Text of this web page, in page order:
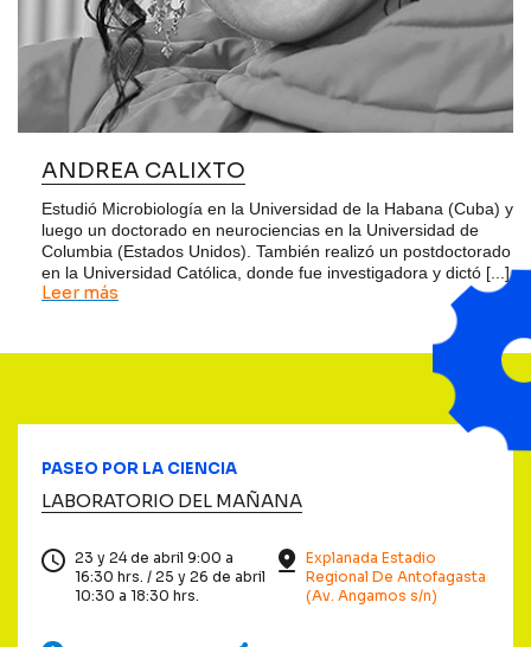
ANDREA CALIXTO
Estudió Microbiología en la Universidad de la Habana (Cuba) y
luego un doctorado en neurociencias en la Universidad de
Columbia (Estados Unidos). También realizó un postdoctorado
en la Universidad Católica, donde fue investigadora y dictó [...]
Leer más
PASEO POR LA CIENCIA
LABORATORIO DEL MAÑANA
23 y 24 de abril 9:00 a
16:30 hrs. / 25 y 26 de abril
10:30 a 18:30 hrs.
Explanada Estadio
Regional De Antofagasta
(Av. Angamos s/n)